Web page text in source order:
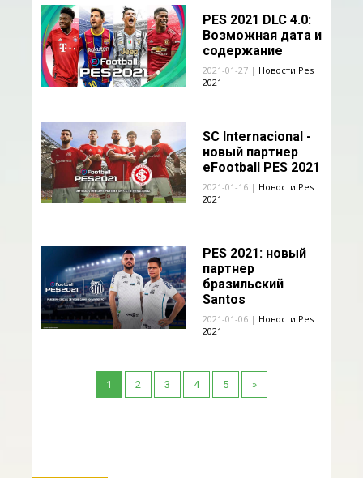
PES 2021 DLC 4.0:
Возможная дата и
содержание
2021-01-27 | Новости Pes
2021
SC Internacional -
новый партнер
eFootball PES 2021
2021-01-16 | Новости Pes
2021
PES 2021: новый
партнер
бразильский
Santos
2021-01-06 | Новости Pes
2021
1 2 3 4 5 »